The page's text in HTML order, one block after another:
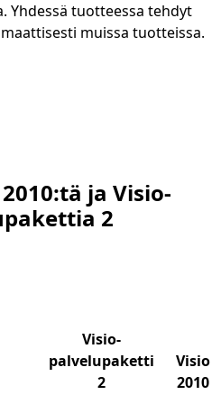
Yhdessä tuotteessa tehdyt
muissa tuotteissa.
ja Visio-
2
Visio-
palvelupaketti
2
Visio
2010